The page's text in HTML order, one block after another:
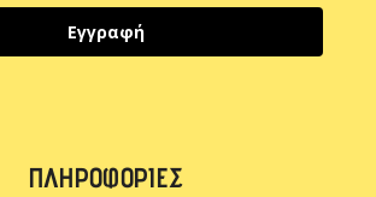
Εγγραφή
ΠΛΗΡΟΦΟΡΊΕΣ